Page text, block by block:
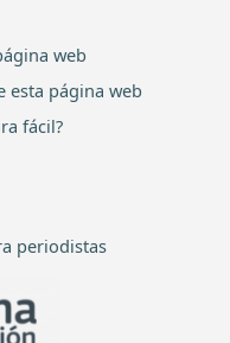
web
esta página web
fácil?
periodistas